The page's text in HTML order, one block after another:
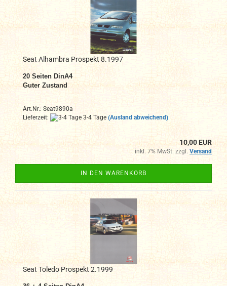
Seat Alhambra Prospekt 8.1997
20 Seiten DinA4
Guter Zustand
Art.Nr.: Seat9890a
Lieferzeit:
3-4 Tage (Ausland abweichend)
10,00 EUR
inkl. 7% MwSt. zzgl. Versand
IN DEN WARENKORB
Seat Toledo Prospekt 2.1999